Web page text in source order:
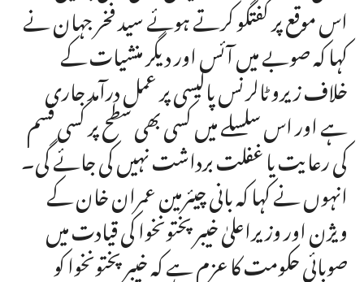
اس موقع پر گفتگو کرتے ہوئے سید فخر جہان نے
کہا کہ صوبے میں آئس اور دیگر منشیات کے
خلاف زیرو ٹالرنس پالیسی پر عمل درآمد جاری
ہے اور اس سلسلے میں کسی بھی سطح پر کسی قسم
کی رعایت یا غفلت برداشت نہیں کی جائے گی۔
انہوں نے کہا کہ بانی چیئرمین عمران خان کے
ویژن اور وزیراعلیٰ خیبرپختونخوا کی قیادت میں
صوبائی حکومت کا عزم ہے کہ خیبرپختونخوا کو